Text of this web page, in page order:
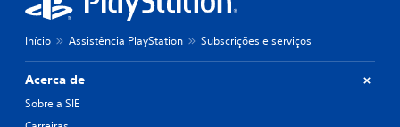
Início Assistência PlayStation Subscrições e serviços
Acerca de
Sobre a SIE